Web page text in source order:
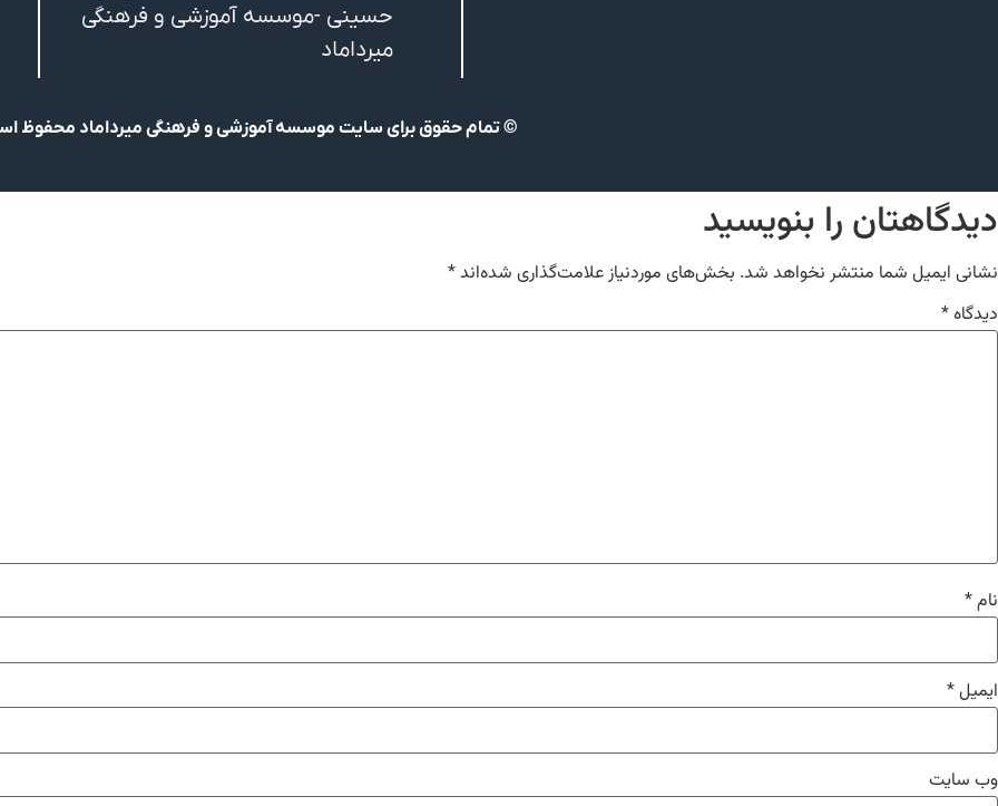
حسینی -موسسه آموزشی و فرهنگی
میرداماد
© تمام حقوق برای سایت موسسه آموزشی و فرهنگی میرداماد محفوظ
دیدگاهتان را بنویسید
نشانی ایمیل شما منتشر نخواهد شد. بخش‌های موردنیاز علامت‌گذاری شده‌اند*
دیدگاه*
نام*
ایمیل*
وب‌ سایت